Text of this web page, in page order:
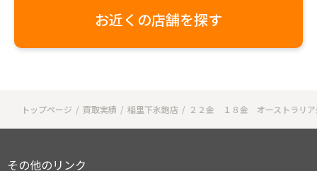
お近くの店舗を探す
トップページ 買取実績 稲里下氷鉋店 ２２金 １８金 オーストラリア
その他のリンク